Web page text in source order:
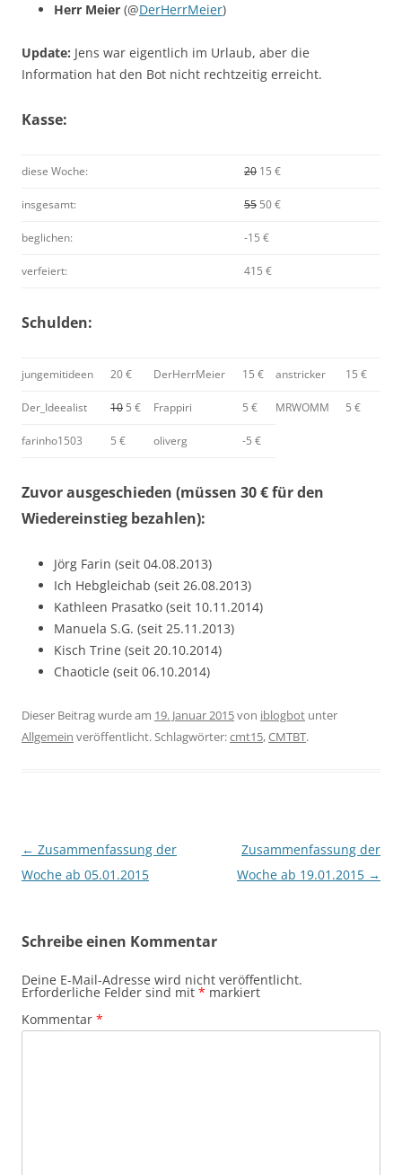
Herr Meier (@DerHerrMeier)
Update: Jens war eigentlich im Urlaub, aber die
Information hat den Bot nicht rechtzeitig erreicht.
Kasse:
diese Woche: 20 15 €
insgesamt: 55 50 €
beglichen: -15 €
verfeiert: 415 €
Schulden:
jungemitideen 20 € DerHerrMeier 15 € anstricker 15 €
Der_Ideealist 10 5 € Frappiri 5 € MRWOMM 5 €
farinho1503 5 € oliverg -5 €
Zuvor ausgeschieden (müssen 30 € für den
Wiedereinstieg bezahlen):
Jörg Farin (seit 04.08.2013)
Ich Hebgleichab (seit 26.08.2013)
Kathleen Prasatko (seit 10.11.2014)
Manuela S.G. (seit 25.11.2013)
Kisch Trine (seit 20.10.2014)
Chaoticle (seit 06.10.2014)
Dieser Beitrag wurde am 19. Januar 2015von iblogbot unter
Allgemein veröffentlicht. Schlagwörter:cmt15,CMTBT.
Beitragsnavigation
← Zusammenfassung der
Woche ab 05.01.2015
Zusammenfassung der
Woche ab 19.01.2015 →
Schreibe einen Kommentar
Deine E-Mail-Adresse wird nicht veröffentlicht.
Erforderliche Felder sind mit * markiert
Kommentar *